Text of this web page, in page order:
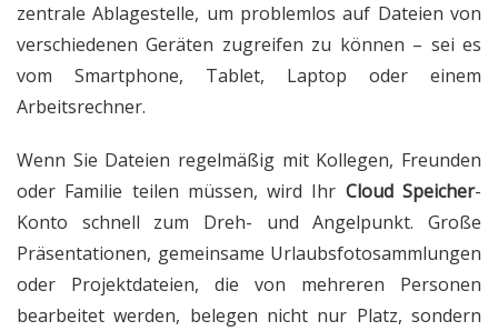
zentrale Ablagestelle, um problemlos auf Dateien von
verschiedenen Geräten zugreifen zu können – sei es
vom Smartphone, Tablet, Laptop oder einem
Arbeitsrechner.
Wenn Sie Dateien regelmäßig mit Kollegen, Freunden
oder Familie teilen müssen, wird Ihr Cloud Speicher-
Konto schnell zum Dreh- und Angelpunkt. Große
Präsentationen, gemeinsame Urlaubsfotosammlungen
oder Projektdateien, die von mehreren Personen
bearbeitet werden, belegen nicht nur Platz, sondern